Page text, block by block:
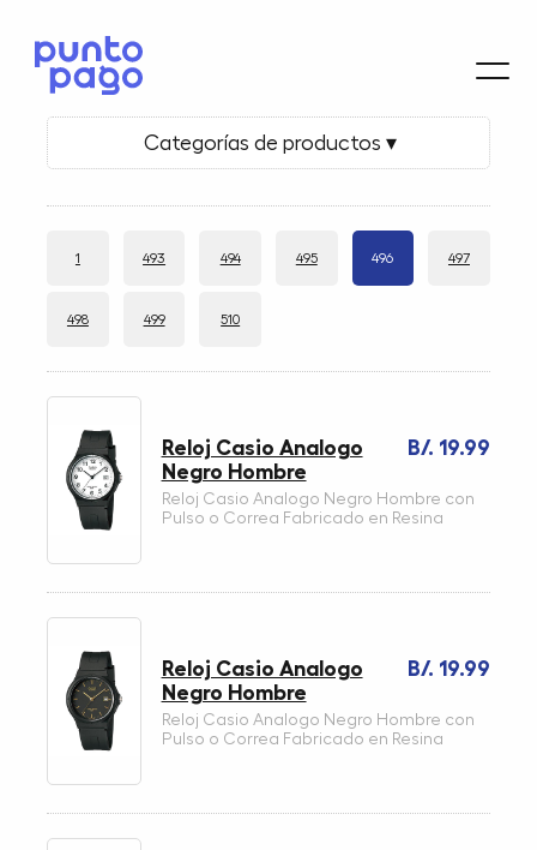
Categorías de productos ▾
1 493 494 495 496 497
498 499 510
B/. 19.99
Reloj Casio Analogo
Negro Hombre
Reloj Casio Analogo Negro Hombre con
Pulso o Correa Fabricado en Resina
B/. 19.99
Reloj Casio Analogo
Negro Hombre
Reloj Casio Analogo Negro Hombre con
Pulso o Correa Fabricado en Resina